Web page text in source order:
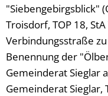
"Siebengebirgsblick"
Troisdorf, TOP 18,
Verbindungsstraße
Benennung der
Gemeinderat Sieglar
Gemeinderat Sieglar,